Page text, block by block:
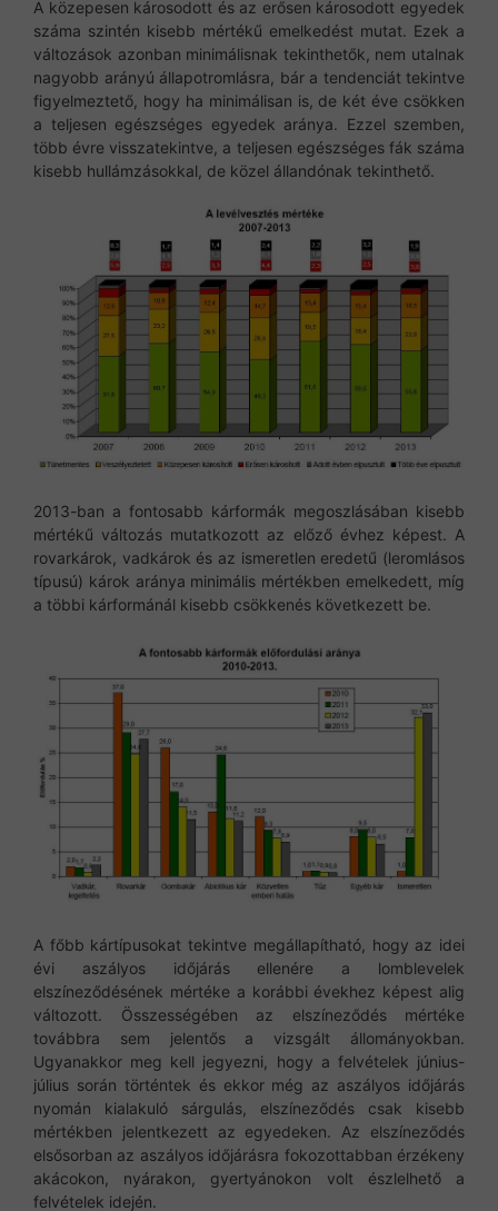
A közepesen károsodott és az erősen károsodott egyedek
száma szintén kisebb mértékű emelkedést mutat. Ezek a
változások azonban minimálisnak tekinthetők, nem utalnak
nagyobb arányú állapotromlásra, bár a tendenciát tekintve
figyelmeztető, hogy ha minimálisan is, de két éve csökken
a teljesen egészséges egyedek aránya. Ezzel szemben,
több évre visszatekintve, a teljesen egészséges fák száma
kisebb hullámzásokkal, de közel állandónak tekinthető.
2013-ban a fontosabb kárformák megoszlásában kisebb
mértékű változás mutatkozott az előző évhez képest. A
rovarkárok, vadkárok és az ismeretlen eredetű (leromlásos
típusú) károk aránya minimális mértékben emelkedett, míg
a többi kárformánál kisebb csökkenés következett be.
A főbb kártípusokat tekintve megállapítható, hogy az idei
évi aszályos időjárás ellenére a lomblevelek
elszíneződésének mértéke a korábbi évekhez képest alig
változott. Összességében az elszíneződés mértéke
továbbra sem jelentős a vizsgált állományokban.
Ugyanakkor meg kell jegyezni, hogy a felvételek június-
július során történtek és ekkor még az aszályos időjárás
nyomán kialakuló sárgulás, elszíneződés csak kisebb
mértékben jelentkezett az egyedeken. Az elszíneződés
elsősorban az aszályos időjárásra fokozottabban érzékeny
akácokon, nyárakon, gyertyánokon volt észlelhető a
felvételek idején.